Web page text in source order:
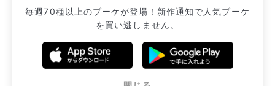
毎週70種以上のブーケが登場！新作通知で人気ブーケ
を買い逃しません。
販売中のブーケ一覧へ